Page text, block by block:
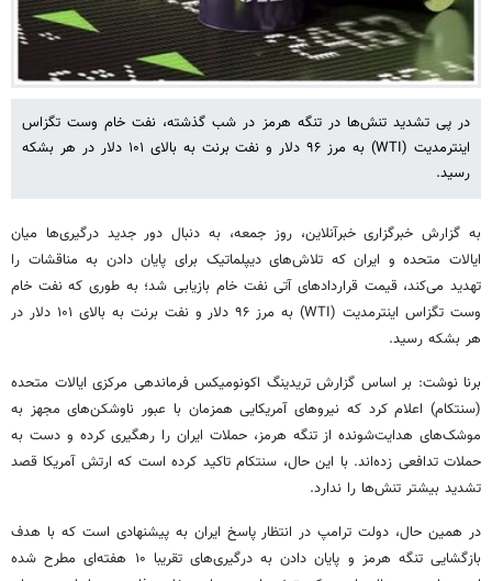
در پی تشدید تنش‌ها در تنگه هرمز در شب گذشته، نفت خام وست تگزاس
اینترمدیت (WTI) به مرز ۹۶ دلار و نفت برنت به بالای ۱۰۱ دلار در هر بشکه
رسید.
به گزارش خبرگزاری خبرآنلاین، روز جمعه، به دنبال دور جدید درگیری‌ها میان
ایالات متحده و ایران که تلاش‌های دیپلماتیک برای پایان دادن به مناقشات را
تهدید می‌کند، قیمت قراردادهای آتی نفت خام بازیابی شد؛ به طوری که نفت خام
وست تگزاس اینترمدیت (WTI) به مرز ۹۶ دلار و نفت برنت به بالای ۱۰۱ دلار در
هر بشکه رسید.
برنا نوشت: بر اساس گزارش تریدینگ اکونومیکس فرماندهی مرکزی ایالات متحده
(سنتکام) اعلام کرد که نیروهای آمریکایی همزمان با عبور ناوشکن‌های مجهز به
موشک‌های هدایت‌شونده از تنگه هرمز، حملات ایران را رهگیری کرده و دست به
حملات تدافعی زده‌اند. با این حال، سنتکام تاکید کرده است که ارتش آمریکا قصد
تشدید بیشتر تنش‌ها را ندارد.
در همین حال، دولت ترامپ در انتظار پاسخ ایران به پیشنهادی است که با هدف
بازگشایی تنگه هرمز و پایان دادن به درگیری‌های تقریبا ۱۰ هفته‌ای مطرح شده